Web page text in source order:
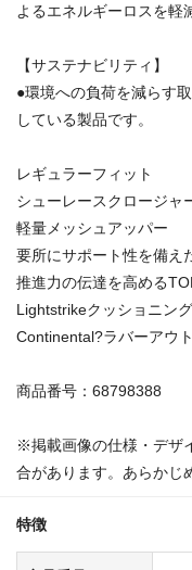
よるエネルギーロスを軽
【サステナビリティ】
●環境への負荷を減らす
している製品です。
レギュラーフィット
シューレースクロージャ
軽量メッシュアッパー
要所にサポート性を備え
推進力の伝達を高める
Lightstrikeクッショニング
Continental?ラバーアウ
商品番号：68798388
※掲載画像の仕様・デザ
合があります。あらかじ
特徴